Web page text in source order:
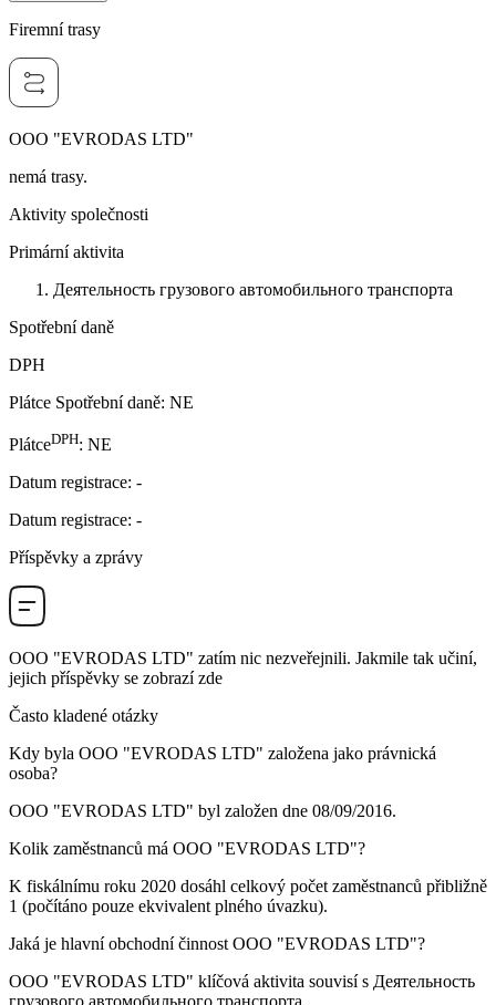
Firemní trasy
OOO "EVRODAS LTD"
nemá trasy.
Aktivity společnosti
Primární aktivita
Деятельность грузового автомобильного транспорта
Spotřební daně
DPH
Plátce Spotřební daně: NE
PlátceDPH: NE
Datum registrace: -
Datum registrace: -
Příspěvky a zprávy
OOO "EVRODAS LTD" zatím nic nezveřejnili. Jakmile tak učiní,
jejich příspěvky se zobrazí zde
Často kladené otázky
Kdy byla OOO "EVRODAS LTD" založena jako právnická
osoba?
OOO "EVRODAS LTD" byl založen dne 08/09/2016.
Kolik zaměstnanců má OOO "EVRODAS LTD"?
K fiskálnímu roku 2020 dosáhl celkový počet zaměstnanců přibližně
1 (počítáno pouze ekvivalent plného úvazku).
Jaká je hlavní obchodní činnost OOO "EVRODAS LTD"?
OOO "EVRODAS LTD" klíčová aktivita souvisí s Деятельность